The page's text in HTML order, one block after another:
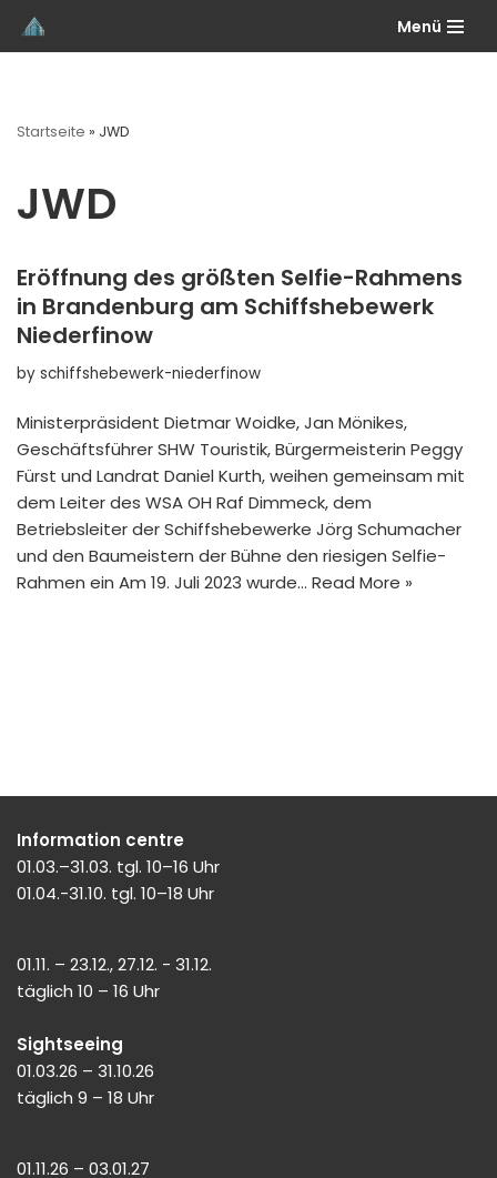
Skip
Menü
Startseite » JWD
JWD
Eröffnung des größten Selfie-Rahmens
in Brandenburg am Schiffshebewerk
Niederfinow
by schiffshebewerk-niederfinow
Ministerpräsident Dietmar Woidke, Jan Mönikes,
Geschäftsführer SHW Touristik, Bürgermeisterin Peggy
Fürst und Landrat Daniel Kurth, weihen gemeinsam mit
dem Leiter des WSA OH Raf Dimmeck, dem
Betriebsleiter der Schiffshebewerke Jörg Schumacher
und den Baumeistern der Bühne den riesigen Selfie-
Rahmen ein Am 19. Juli 2023 wurde… Read More »
Information centre
01.03.–31.03. tgl. 10–16 Uhr
01.04.-31.10. tgl. 10–18 Uhr
01.11. – 23.12., 27.12. - 31.12.
täglich 10 – 16 Uhr
Sightseeing
01.03.26 – 31.10.26
täglich 9 – 18 Uhr
01.11.26 – 03.01.27